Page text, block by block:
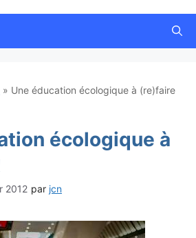
» Une éducation écologique à (re)faire
écologique à
2012 par jcn